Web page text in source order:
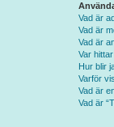
Vad är
Vad är
Vad är
Var
Hur blir
Varför
Vad är
Vad är